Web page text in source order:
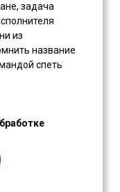
задача
из
название
спеть